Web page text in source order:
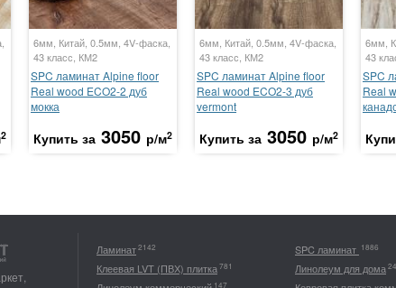
2
6мм, Китай, 0.5мм, 4V-фаска,
43 класс, КМ2
SPC ламинат Alpine floor
Real wood ECO2-2 дуб
мокка
Купить за 3050 р/м2
6мм, Китай, 0.5мм, 4V-фаска,
43 класс, КМ2
SPC ламинат Alpine floor
Real wood ECO2-3 дуб
vermont
Купить за 3050 р/м2
6мм,
43
SPC
Real
Ламинат2142 SPC ламинат 1886
Клеевая LVT (ПВХ) плитка781 Линолеум для дома
147